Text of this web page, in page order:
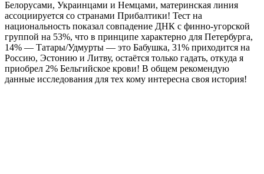
Белорусами, Украинцами и Немцами, материнская линия
ассоциируется со странами Прибалтики! Тест на
национальность показал совпадение ДНК с финно-угорской
группой на 53%, что в принципе характерно для Петербурга,
14% — Татары/Удмурты — это Бабушка, 31% приходится на
Россию, Эстонию и Литву, остаётся только гадать, откуда я
приобрел 2% Бельгийское крови! В общем рекомендую
данные исследования для тех кому интересна своя история!